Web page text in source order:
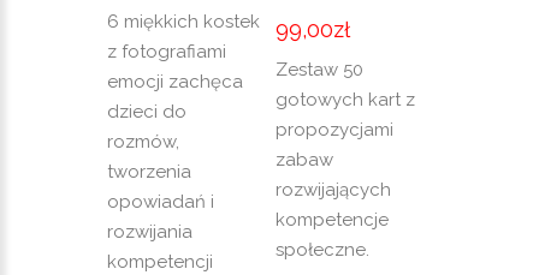
6 miękkich kostek
z fotografiami
emocji zachęca
dzieci do
rozmów,
tworzenia
opowiadań i
rozwijania
kompetencji
99,00zł
Zestaw 50
gotowych kart z
propozycjami
zabaw
rozwijających
kompetencje
społeczne.